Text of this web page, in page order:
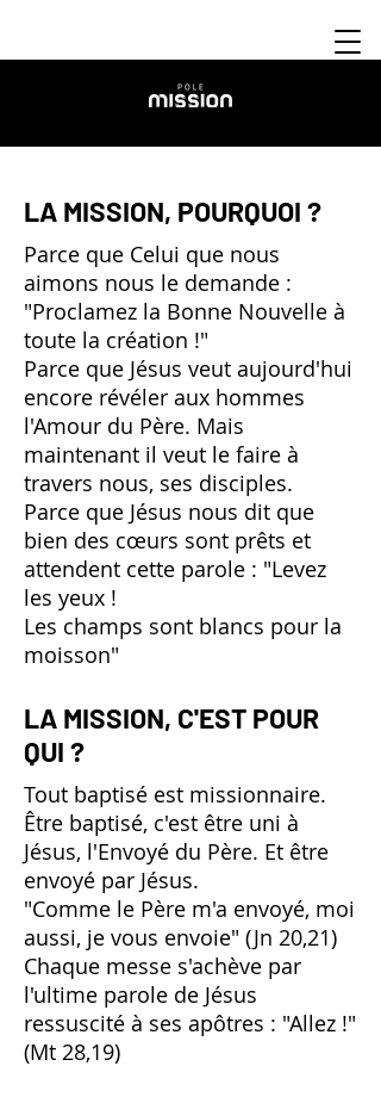
LA MISSION, POURQUOI ?
Parce que Celui que nous
aimons nous le demande :
"Proclamez la Bonne Nouvelle à
toute la création !"
Parce que Jésus veut aujourd'hui
encore révéler aux hommes
l'Amour du Père. Mais
maintenant il veut le faire à
travers nous, ses disciples.
Parce que Jésus nous dit que
bien des cœurs sont prêts et
attendent cette parole : "Levez
les yeux !
Les champs sont blancs pour la
moisson"
LA MISSION, C'EST POUR
QUI ?
Tout baptisé est missionnaire.
Être baptisé, c'est être uni à
Jésus, l'Envoyé du Père. Et être
envoyé par Jésus.
"Comme le Père m'a envoyé, moi
aussi, je vous envoie" (Jn 20,21)
Chaque messe s'achève par
l'ultime parole de Jésus
ressuscité à ses apôtres : "Allez !"
(Mt 28,19)